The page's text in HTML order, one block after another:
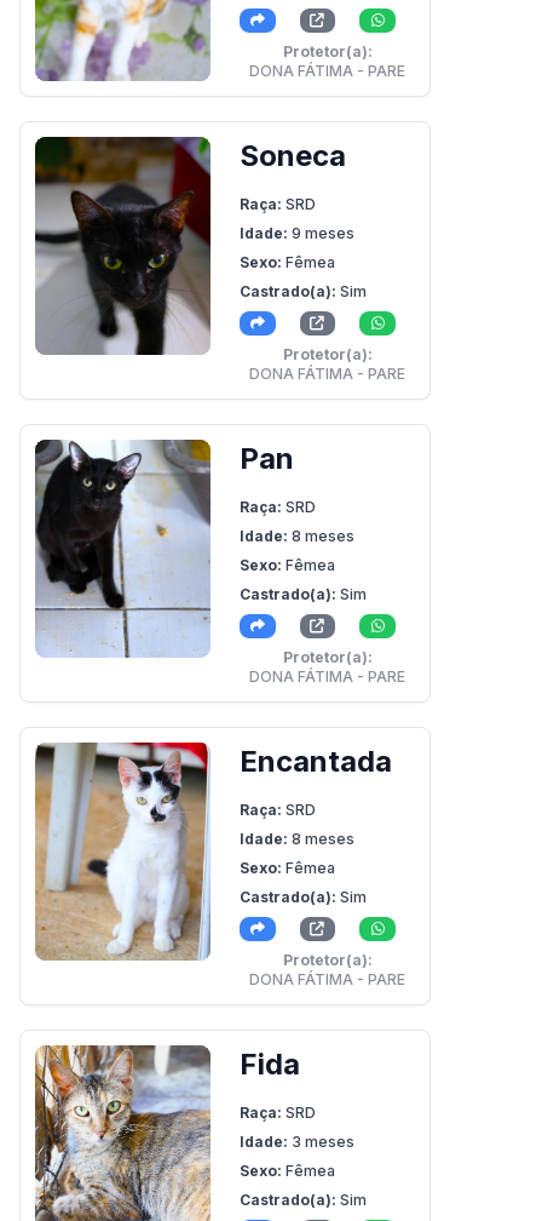
Protetor(a):
DONA FÁTIMA - PARE
Soneca
Raça: SRD
Idade: 9 meses
Sexo: Fêmea
Castrado(a): Sim
Protetor(a):
DONA FÁTIMA - PARE
Pan
Raça: SRD
Idade: 8 meses
Sexo: Fêmea
Castrado(a): Sim
Protetor(a):
DONA FÁTIMA - PARE
Encantada
Raça: SRD
Idade: 8 meses
Sexo: Fêmea
Castrado(a): Sim
Protetor(a):
DONA FÁTIMA - PARE
Fida
Raça: SRD
Idade: 3 meses
Sexo: Fêmea
Castrado(a): Sim